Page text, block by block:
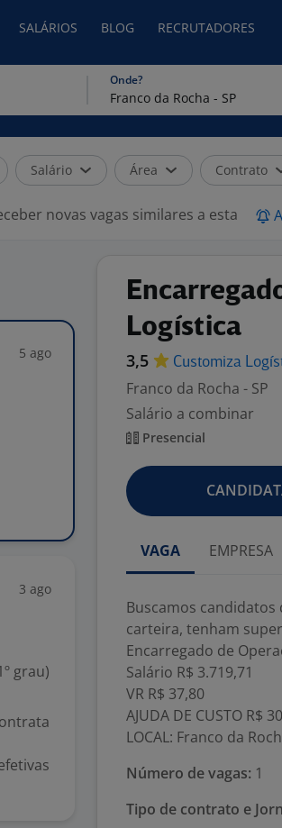
SALÁRIOS BLOG RECRUTADORES
Onde?
Salário Área Contrato
novas vagas similares a esta
5 ago
3 ago
grau)
Logística
3,5 Customiza
Franco da Rocha - SP
Salário a combinar
Presencial
VAGA EMPRESA
Buscamos
carteira, tenham
Encarregado de
Salário R$ 3.719,71
VR R$ 37,80
AJUDA DE CUSTO R$
LOCAL: Franco da
Número de vagas: 1
Tipo de contrato e